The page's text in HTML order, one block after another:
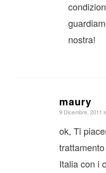
nostra!
maury
dice:
9 Dicembre, 2011
ok, Ti
Italia con i